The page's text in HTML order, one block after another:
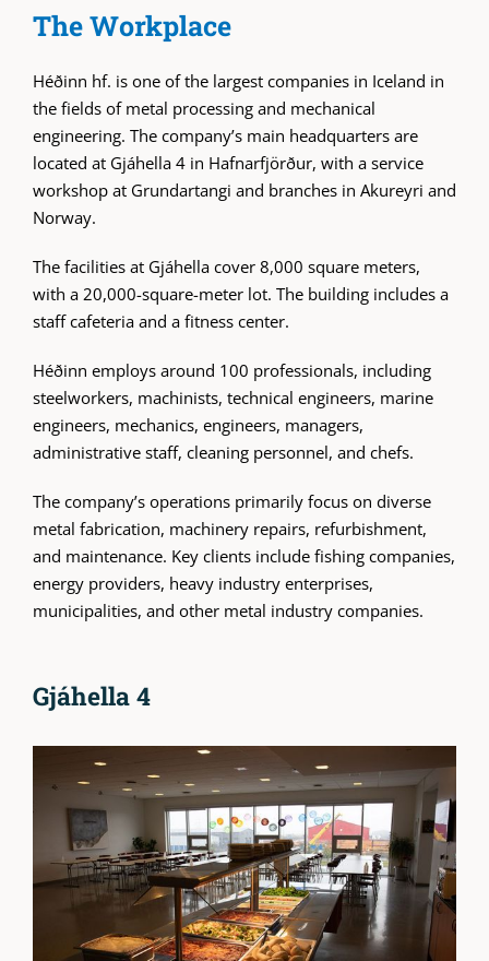
The Workplace
Héðinn hf. is one of the largest companies in Iceland in
the fields of metal processing and mechanical
engineering. The company’s main headquarters are
located at Gjáhella 4 in Hafnarfjörður, with a service
workshop at Grundartangi and branches in Akureyri and
Norway.
The facilities at Gjáhella cover 8,000 square meters,
with a 20,000-square-meter lot. The building includes a
staff cafeteria and a fitness center.
Héðinn employs around 100 professionals, including
steelworkers, machinists, technical engineers, marine
engineers, mechanics, engineers, managers,
administrative staff, cleaning personnel, and chefs.
The company’s operations primarily focus on diverse
metal fabrication, machinery repairs, refurbishment,
and maintenance. Key clients include fishing companies,
energy providers, heavy industry enterprises,
municipalities, and other metal industry companies.
Gjáhella 4